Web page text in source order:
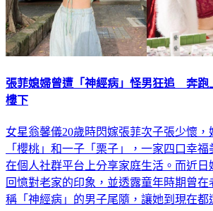
張菲媳婦曾遭「神經病」怪男狂追 奔跑
樓下
女星翁馨儀20歲時閃嫁張菲次子張少懷
「櫻桃」和一子「栗子」，一家四口幸
在個人社群平台上分享家庭生活。而近日
回憶對老家的印象，並透露童年時期曾在
稱「神經病」的男子尾隨，讓她到現在都